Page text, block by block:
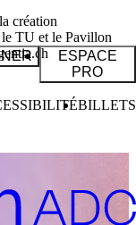
ESPACE
PRO
BILLETS
création
le TU et le Pavillon